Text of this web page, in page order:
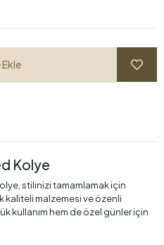
Kolye
stilinizi tamamlamak için
kaliteli malzemesi ve özenli
kullanım hem de özel günler için